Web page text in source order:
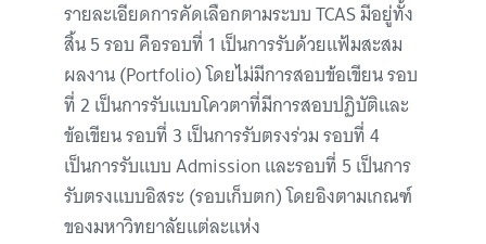
รายละเอียดการคัดเลือกตามระบบ TCAS มีอยู่ทั้ง
สิ้น 5 รอบ คือรอบที่ 1 เป็นการรับด้วยแฟ้มสะสม
ผลงาน (Portfolio) โดยไม่มีการสอบข้อเขียน รอบ
ที่ 2 เป็นการรับแบบโควตาที่มีการสอบปฏิบัติและ
ข้อเขียน รอบที่ 3 เป็นการรับตรงร่วม รอบที่ 4
เป็นการรับแบบ Admission และรอบที่ 5 เป็นการ
รับตรงแบบอิสระ (รอบเก็บตก) โดยอิงตามเกณฑ์
ของมหาวิทยาลัยแต่ละแห่ง